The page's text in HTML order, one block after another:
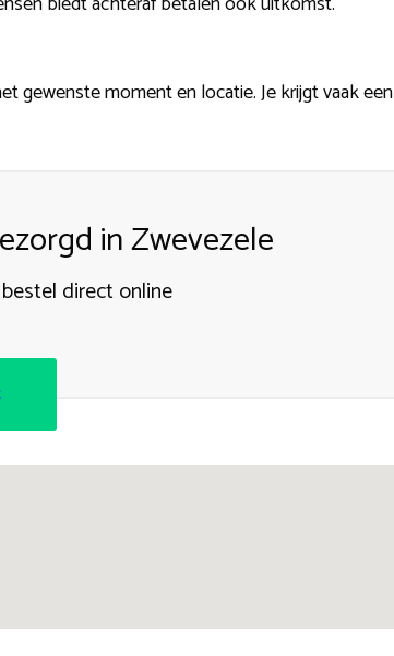
gewenste moment en locatie. Je krijgt vaak een
in Zwevezele
direct online